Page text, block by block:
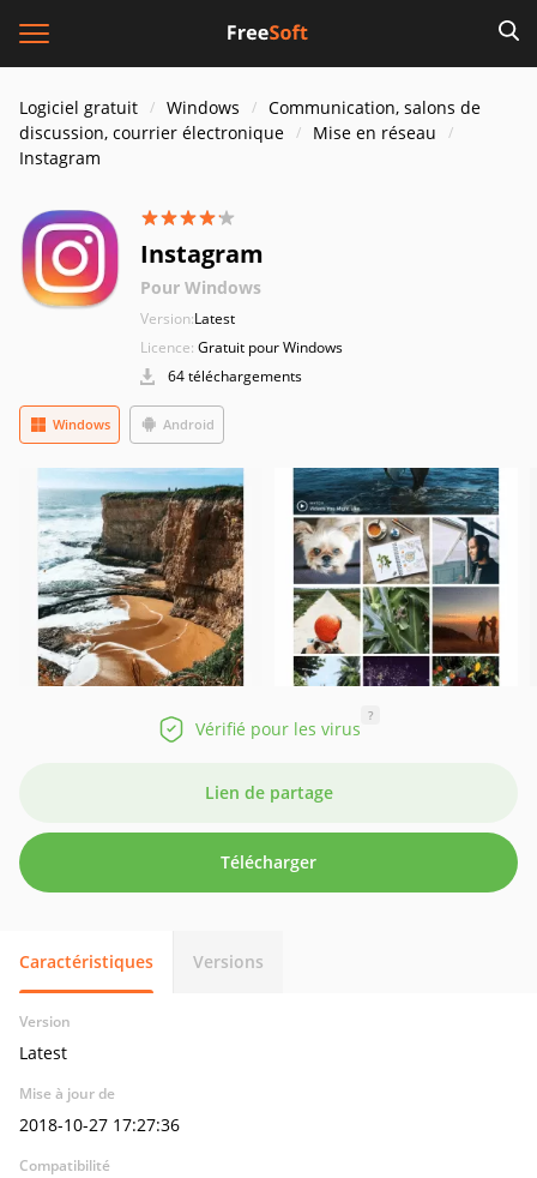
Logiciel gratuit Windows
Communication, salons de
discussion, courrier électronique
Mise en réseau
Instagram
Instagram
Pour Windows
Version:Latest
Licence: Gratuit pour Windows
64 téléchargements
Android
Windows
Vérifié pour les virus
?
Lien de partage
Télécharger
Caractéristiques Versions
Version
Latest
Mise à jour de
2018-10-27 17:27:36
Compatibilité